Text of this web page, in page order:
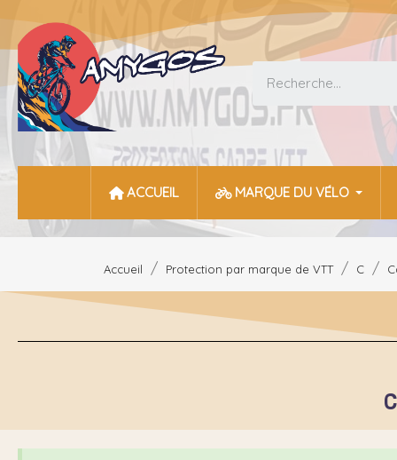
ACCUEIL MARQUE DU VÉLO
Accueil Protection par marque de VTT C